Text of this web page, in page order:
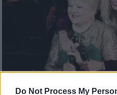
Do Not Process My